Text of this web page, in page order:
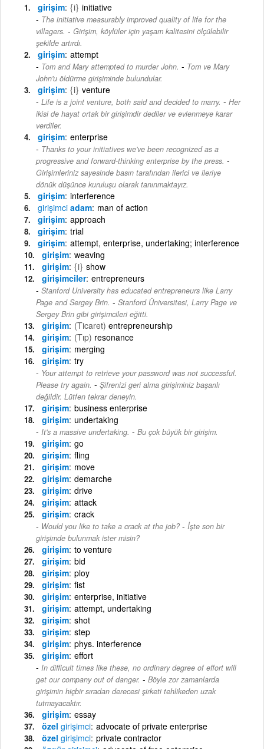
girişim {i} initiative
The initiative measurably improved quality of life for the
villagers. - Girişim, köylüler için yaşam kalitesini ölçülebilir
şekilde artırdı.
girişim attempt
Tom and Mary attempted to murder John. - Tom ve Mary
John'u öldürme girişiminde bulundular.
girişim {i} venture
Life is a joint venture, both said and decided to marry. - Her
ikisi de hayat ortak bir girişimdir dediler ve evlenmeye karar
verdiler.
girişim enterprise
Thanks to your initiatives we've been recognized as a
progressive and forward-thinking enterprise by the press. -
Girişimleriniz sayesinde basın tarafından ilerici ve ileriye
dönük düşünce kuruluşu olarak tanınmaktayız.
girişim interference
girişimci adam man of action
girişim approach
girişim trial
girişim attempt, enterprise, undertaking; interference
girişim weaving
girişim {i} show
girişimciler entrepreneurs
Stanford University has educated entrepreneurs like Larry
Page and Sergey Brin. - Stanford Üniversitesi, Larry Page ve
Sergey Brin gibi girişimcileri eğitti.
girişim (Ticaret) entrepreneurship
girişim (Tıp) resonance
girişim merging
girişim try
Your attempt to retrieve your password was not successful.
Please try again. - Şifrenizi geri alma girişiminiz başarılı
değildir. Lütfen tekrar deneyin.
girişim business enterprise
girişim undertaking
It's a massive undertaking. - Bu çok büyük bir girişim.
girişim go
girişim fling
girişim move
girişim demarche
girişim drive
girişim attack
girişim crack
Would you like to take a crack at the job? - İşte son bir
girişimde bulunmak ister misin?
girişim to venture
girişim bid
girişim ploy
girişim fist
girişim enterprise, initiative
girişim attempt, undertaking
girişim shot
girişim step
girişim phys. interference
girişim effort
In difficult times like these, no ordinary degree of effort will
get our company out of danger. - Böyle zor zamanlarda
girişimin hiçbir sıradan derecesi şirketi tehlikeden uzak
tutmayacaktır.
girişim essay
özel girişimci advocate of private enterprise
özel girişimci private contractor